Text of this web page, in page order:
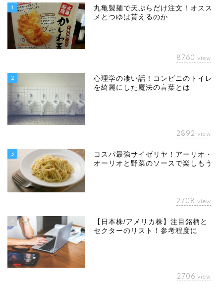
1
丸亀製麺で天ぷらだけ注文！オスス
メとつゆは貰えるのか
8760 view
2
心理学の凄い話！コンビニのトイレ
を綺麗にした魔法の言葉とは
2892 view
3
コスパ最強サイゼリヤ！アーリオ・
オーリオと野菜のソースで楽しもう
2708 view
4
【日本株/アメリカ株】注目銘柄と
セクターのリスト！参考程度に
2706 view